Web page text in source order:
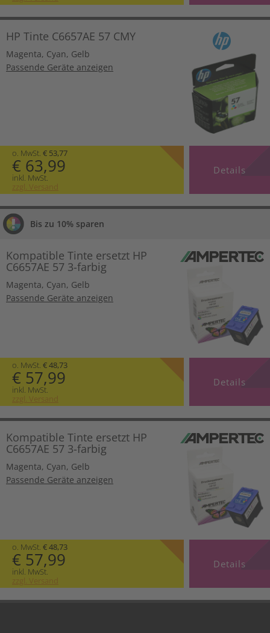
HP Tinte C6657AE 57 CMY
Magenta, Cyan, Gelb
Passende Geräte anzeigen
o. MwSt. € 53,77
€ 63,99
inkl. MwSt.
zzgl. Versand
Details
Bis zu 10% sparen
Kompatible Tinte ersetzt HP
C6657AE 57 3-farbig
Magenta, Cyan, Gelb
Passende Geräte anzeigen
o. MwSt. € 48,73
€ 57,99
inkl. MwSt.
zzgl. Versand
Details
Kompatible Tinte ersetzt HP
C6657AE 57 3-farbig
Magenta, Cyan, Gelb
Passende Geräte anzeigen
o. MwSt. € 48,73
€ 57,99
inkl. MwSt.
zzgl. Versand
Details